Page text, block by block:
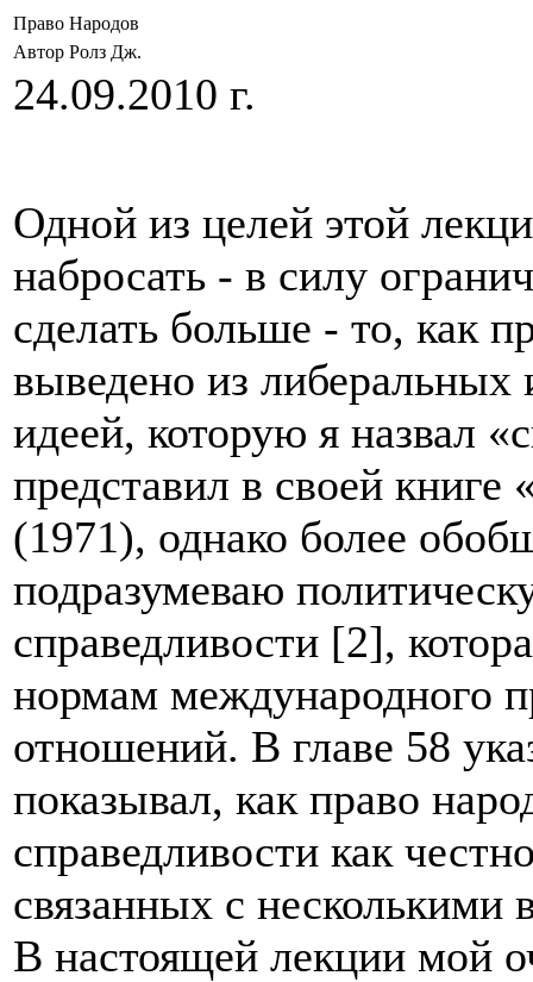
Право Народов
Автор Ролз Дж.
24.09.2010 г.
Одной из целей этой
набросать - в силу
сделать больше - то, как
выведено из либеральных
идеей, которую я назвал
представил в своей книге
(1971), однако более
подразумеваю
справедливости [2],
нормам международного
отношений. В главе 58
показывал, как право
справедливости как
связанных с несколькими
В настоящей лекции мой